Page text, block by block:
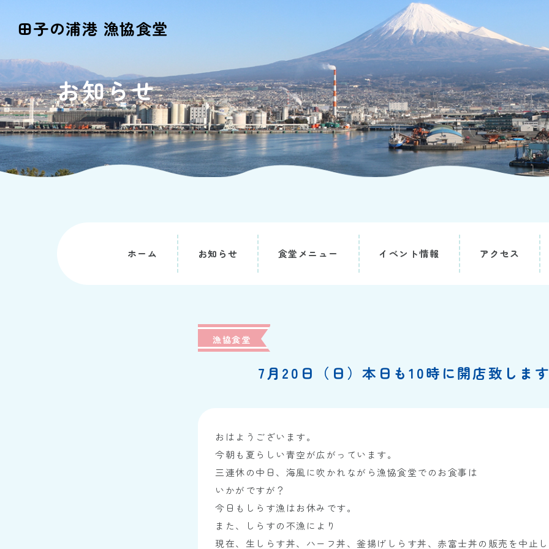
田子の浦港 漁協食堂
お知らせ
ホーム お知らせ 食堂メニュー イベント情報 アクセス
漁協食堂
7月20日（日）本日も10時に開店致しま
おはようございます。
今朝も夏らしい青空が広がっています。
三連休の中日、海風に吹かれながら漁協食堂でのお食事は
いかがですが？
今日もしらす漁はお休みです。
また、しらすの不漁により
現在、生しらす丼、ハーフ丼、釜揚げしらす丼、赤富士丼の販売を中止